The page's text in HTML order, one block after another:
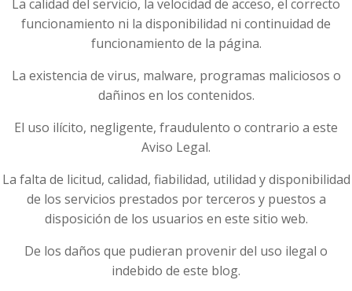
La calidad del servicio, la velocidad de acceso, el correcto
funcionamiento ni la disponibilidad ni continuidad de
funcionamiento de la página.
La existencia de virus, malware, programas maliciosos o
dañinos en los contenidos.
El uso ilícito, negligente, fraudulento o contrario a este
Aviso Legal.
La falta de licitud, calidad, fiabilidad, utilidad y disponibilidad
de los servicios prestados por terceros y puestos a
disposición de los usuarios en este sitio web.
De los daños que pudieran provenir del uso ilegal o
indebido de este blog.